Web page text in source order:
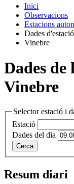
Inici
Observacions
Estacions
Dades d'estació
Vinebre
Dades
Vinebre
Selector estació i
Estació
Dades del dia
Cerca
Resum diari